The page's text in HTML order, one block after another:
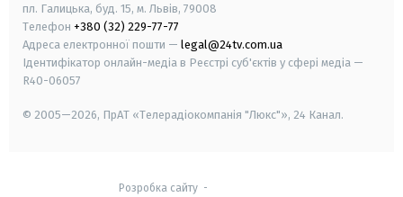
пл. Галицька, буд. 15, м. Львів, 79008
Телефон +380 (32) 229-77-77
Адреса електронної пошти — legal@24tv.com.ua
Ідентифікатор онлайн-медіа в Реєстрі суб'єктів у сфері медіа —
R40-06057
© 2005—2026, ПрАТ «Телерадіокомпанія "Люкс"», 24 Канал.
Розробка сайту-